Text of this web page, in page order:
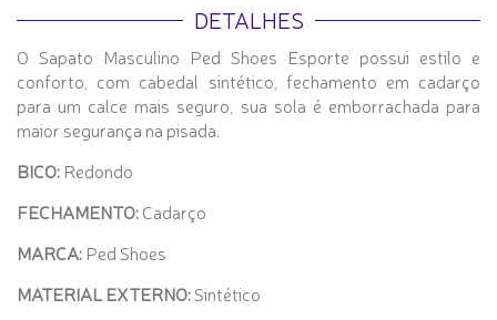
DETALHES
O Sapato Masculino Ped Shoes Esporte possui estilo e
conforto, com cabedal sintético, fechamento em cadarço
para um calce mais seguro, sua sola é emborrachada para
maior segurança na pisada.
BICO: Redondo
FECHAMENTO:Cadarço
MARCA: Ped Shoes
MATERIAL EXTERNO:Sintético